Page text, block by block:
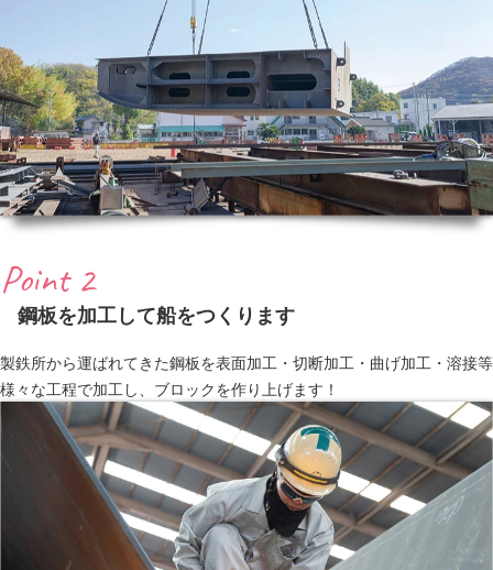
Point 2
鋼板を加工して船をつくります
製鉄所から運ばれてきた鋼板を表面加工・切断加工・曲げ加工・溶接等
様々な工程で加工し、ブロックを作り上げます！